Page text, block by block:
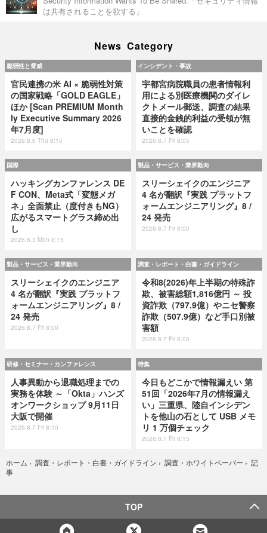
は共有されることを欲する」
News Category
脆弱性と脅威
官民連携の米 AI × 脆弱性対策
の国家戦略「GOLD EAGLE」
ほか [Scan PREMIUM Month
ly Executive Summary 2026
年7月度]
2026.8.6 Thu 8:15
インシデント・事故
宇都宮病院職員の患者情報利
用による別医療機関のダイレ
クトメール郵送、調査の結果
直接的金銭的利益の受領が無
いことを確認
2026.8.7 Fri 8:05
国際
ハッキングカンファレンス DE
F CON、Meta式「変態メガ
ネ」全面禁止（度付きもNG）
広がるスマートグラス締め出
し
2026.8.3 Mon 8:15
製品・サービス・業界動向
スリーシェイクのエンジニア
4 名が翻訳『実践 プラットフ
ォームエンジニアリング』8 /
24 発売
2026.8.7 Fri 8:00
製品・サービス・業界動向
スリーシェイクのエンジニア
4 名が翻訳『実践 プラットフ
ォームエンジニアリング』8 /
24 発売
2026.8.7 Fri 8:00
調査・レポート・白書・ガイドライン
令和8(2026)年上半期の特殊詐
欺、被害総額1,816億円 ～ 投
資詐欺（797.9億）やニセ警察
詐欺（507.9億）など手口別被
害額
2026.8.7 Fri 8:00
研修・セミナー・カンファレンス
人事異動から退職処理までの
実務を体験 ～「Okta」ハンズ
オンワークショップ 9月11日
大阪で開催
2026.8.7 Fri 8:10
特集
今日もどこかで情報漏えい 第
51回「2026年7月の情報漏え
い」三重県、陸自インシデン
トを他山の石として USB メモ
リ 1 万個チェック
2026.8.7 Fri 8:15
ホーム › 調査・レポート・白書・ガイドライン › 調査・ホワイトペーパー › 記
事
TOP